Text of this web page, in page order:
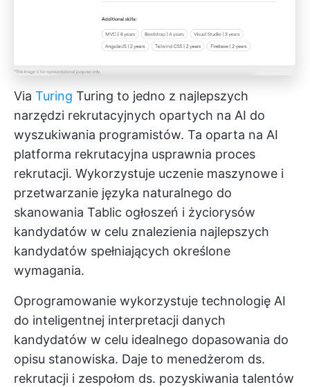
Via Turing Turing to jedno z najlepszych
narzędzi rekrutacyjnych opartych na AI do
wyszukiwania programistów. Ta oparta na AI
platforma rekrutacyjna usprawnia proces
rekrutacji. Wykorzystuje uczenie maszynowe i
przetwarzanie języka naturalnego do
skanowania Tablic ogłoszeń i życiorysów
kandydatów w celu znalezienia najlepszych
kandydatów spełniających określone
wymagania.
Oprogramowanie wykorzystuje technologię AI
do inteligentnej interpretacji danych
kandydatów w celu idealnego dopasowania do
opisu stanowiska. Daje to menedżerom ds.
rekrutacji i zespołom ds. pozyskiwania talentów